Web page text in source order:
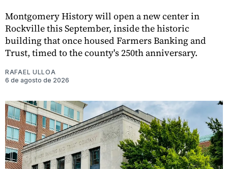
Montgomery History will open a new center in
Rockville this September, inside the historic
building that once housed Farmers Banking and
Trust, timed to the county's 250th anniversary.
RAFAEL ULLOA
6 de agosto de 2026